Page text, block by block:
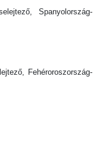
Spanyolország-
Fehéroroszország-